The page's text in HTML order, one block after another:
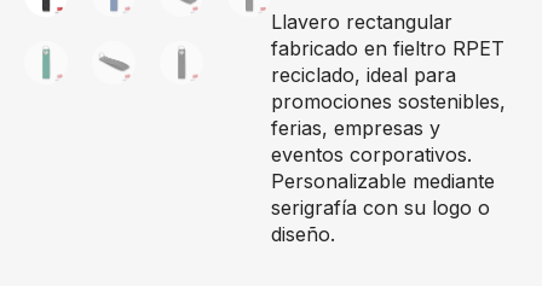
Llavero rectangular
fabricado en fieltro RPET
reciclado, ideal para
promociones sostenibles,
ferias, empresas y
eventos corporativos.
Personalizable mediante
serigrafía con su logo o
diseño.